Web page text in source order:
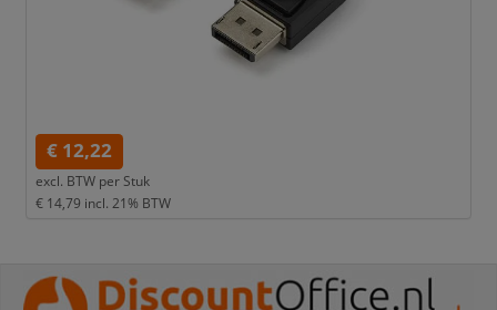
€ 12,22
excl. BTW per Stuk
€ 14,79 incl. 21% BTW